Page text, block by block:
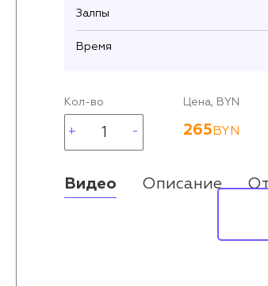
Залпы
Время
Кол-во Цена, BYN
265BYN
Видео Описание